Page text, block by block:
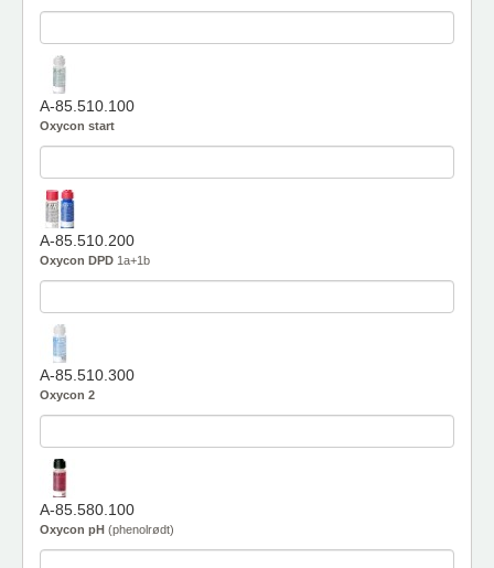
A-85.510.100
Oxycon start
A-85.510.200
Oxycon DPD 1a+1b
A-85.510.300
Oxycon 2
A-85.580.100
Oxycon pH (phenolrødt)